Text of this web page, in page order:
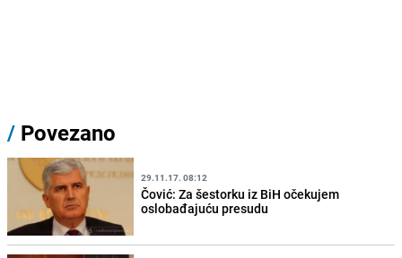
/ Povezano
29.11.17. 08:12
Čović: Za šestorku iz BiH očekujem
oslobađajuću presudu